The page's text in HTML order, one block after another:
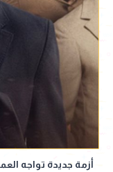
أزمة جديدة تواجه